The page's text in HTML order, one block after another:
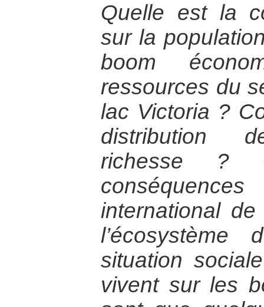
Quelle est la
sur la
boom
ressources du
lac Victoria ?
distribution
richesse ?
international
situation
vivent sur les